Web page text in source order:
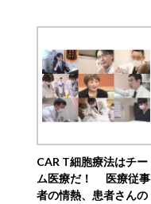
CAR T細胞療法はチー
ム医療だ！ 医療従事
者の情熱、患者さんの